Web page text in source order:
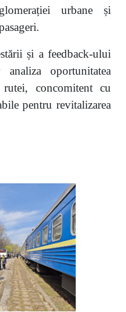
urbane și
și a feedback-ului
oportunitatea
concomitent cu
pentru revitalizarea